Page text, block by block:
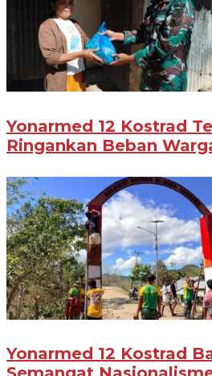
Yonarmed 12 Kostrad
Ringankan Beban
Yonarmed 12 Kostrad